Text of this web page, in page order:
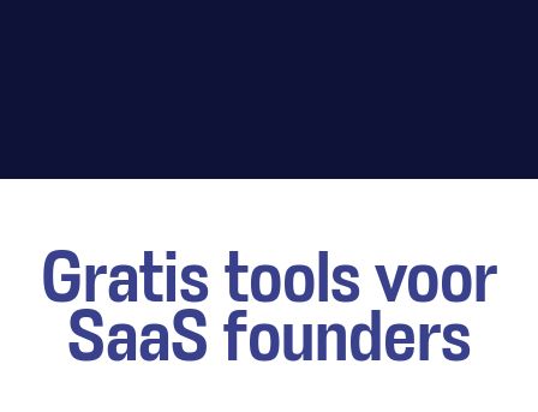
Gratis tools voor
SaaS founders